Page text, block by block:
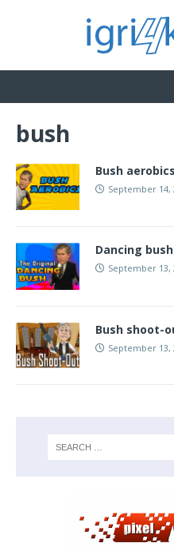
bush
Bush aerobics
September 14,
Dancing bush
September 13,
Bush shoot-
September 13,